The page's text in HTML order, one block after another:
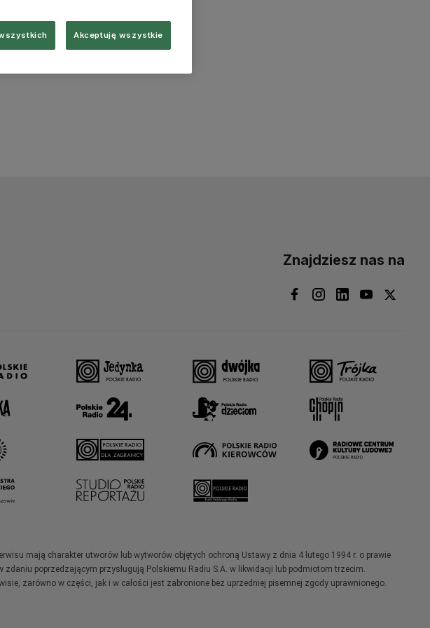
Znajdziesz nas na
mają charakter utworów lub wytworów objętych ochroną Ustawy z dnia 4 lutego 1994 r. o prawie
poprzedzającym przysługują Polskiemu Radiu S.A. w likwidacji lub podmiotom trzecim.
zarówno w części, jak i w całości jest zabronione bez uprzedniej pisemnej zgody uprawnionego.
Akceptuję wszystkie